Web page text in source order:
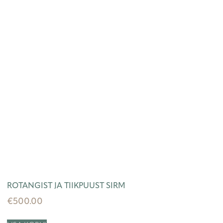
ROTANGIST JA TIIKPUUST SIRM
€500.00